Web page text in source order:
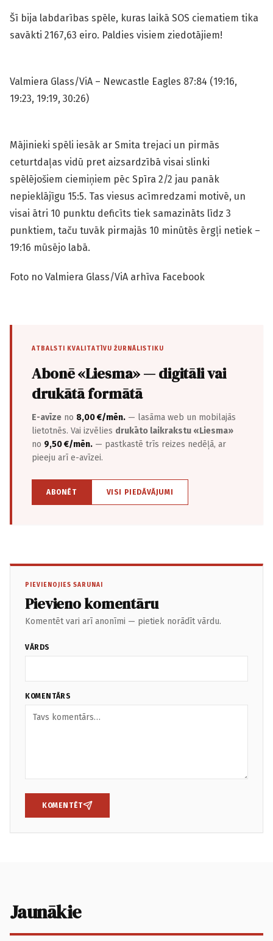
Šī bija labdarības spēle, kuras laikā SOS ciematiem tika
savākti 2167,63 eiro. Paldies visiem ziedotājiem!
Valmiera Glass/ViA – Newcastle Eagles 87:84 (19:16,
19:23, 19:19, 30:26)
Mājinieki spēli iesāk ar Smita trejaci un pirmās
ceturtdaļas vidū pret aizsardzībā visai slinki
spēlējošiem ciemiņiem pēc Spīra 2/2 jau panāk
nepieklājīgu 15:5. Tas viesus acīmredzami motivē, un
visai ātri 10 punktu deficīts tiek samazināts līdz 3
punktiem, taču tuvāk pirmajās 10 minūtēs ērgļi netiek –
19:16 mūsējo labā.
Foto no Valmiera Glass/ViA arhīva Facebook
ATBALSTI KVALITATĪVU ŽURNĀLISTIKU
Abonē «Liesma» — digitāli vai
drukātā formātā
E-avīze no 8,00 €/mēn. — lasāma web un mobilajās
lietotnēs. Vai izvēlies drukāto laikrakstu «Liesma»
no 9,50 €/mēn. — pastkastē trīs reizes nedēļā, ar
pieeju arī e-avīzei.
ABONĒT VISI PIEDĀVĀJUMI
PIEVIENOJIES SARUNAI
Pievieno komentāru
Komentēt vari arī anonīmi — pietiek norādīt vārdu.
VĀRDS
KOMENTĀRS
KOMENTĒT
Jaunākie